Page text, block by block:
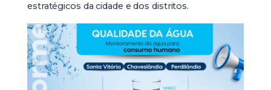
estratégicos da cidade e dos distritos.